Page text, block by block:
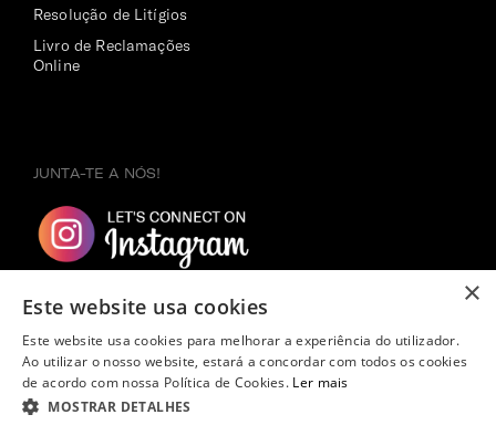
Resolução de Litígios
Livro de Reclamações
Online
JUNTA-TE A NÓS!
×
Este website usa cookies
Este website usa cookies para melhorar a experiência do utilizador.
Ao utilizar o nosso website, estará a concordar com todos os cookies
de acordo com nossa Política de Cookies. Ler mais
MOSTRAR DETALHES